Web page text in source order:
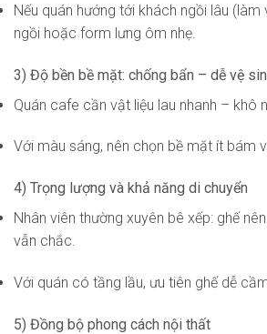
Nếu quán hướng tới khách ngồi lâu
ngồi hoặc form lưng ôm nhẹ.
3) Độ bền bề mặt: chống bẩn – dễ vệ
Quán cafe cần vật liệu lau nhanh – khô
Với màu sáng, nên chọn bề mặt ít bám
4) Trọng lượng và khả năng di chuyển
Nhân viên thường xuyên bê xếp: ghế
vẫn chắc.
Với quán có tầng lầu, ưu tiên ghế dễ
5) Đồng bộ phong cách nội thất